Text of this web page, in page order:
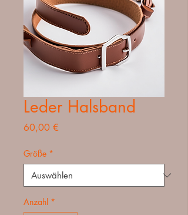
Leder Halsband
60,00 €
Größe *
Anzahl *